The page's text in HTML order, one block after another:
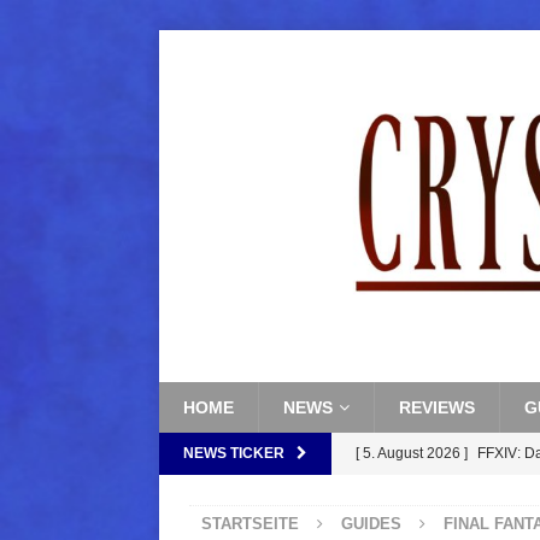
HOME NEWS REVIEWS
NEWS TICKER [ 5. August 2026 ] FFXIV:
FFXIV:
STARTSEITE GUIDES FINAL